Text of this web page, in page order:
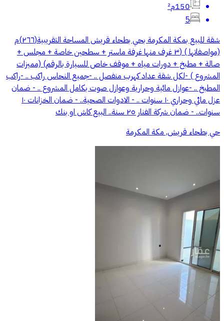
150م²
5
شقة للبيع بمكة المكرمة بحي بطحاء قريش المساحة التقريبية(٢٦٦)م
(مواصفاتها ) (٣ غرف منها غرفة ماستر + سطحين خاصة + مجلس +
صالة + مطبخ + دورات مياه + موقف خاص للسيارة بالرقم) (مميزات
المشروع ) -لكل شقة عداد كهرب منفصل .. -جميع النحاس راكب .. -راكب
المطبخ .. -عوازل مائية وحرارية وعوازل صوت بكامل المشروع .. - ضمان
عزل مائي وحراري ١٠ سنوات .. - ⁠الادوات الصحية.. - ⁠ضمان الخزانات ١٠
سنوات.. - ⁠ضمان شركة الفنار ٢٥ سنة.. البيع كاش او بنك
حي بطحاء قريش, مكة المكرمة